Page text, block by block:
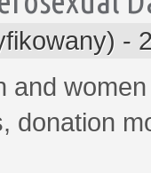
-
and
donation